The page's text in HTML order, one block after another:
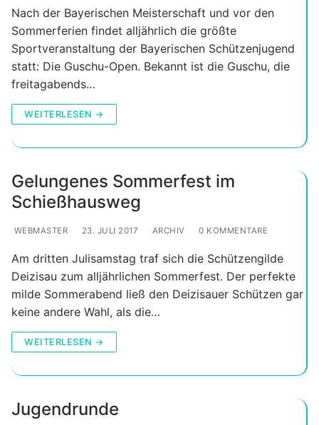
Nach der Bayerischen Meisterschaft und vor den
Sommerferien findet alljährlich die größte
Sportveranstaltung der Bayerischen Schützenjugend
statt: Die Guschu-Open. Bekannt ist die Guschu, die
freitagabends…
WEITERLESEN →
Gelungenes Sommerfest im
Schießhausweg
WEBMASTER 23. JULI 2017 ARCHIV 0 KOMMENTARE
Am dritten Julisamstag traf sich die Schützengilde
Deizisau zum alljährlichen Sommerfest. Der perfekte
milde Sommerabend ließ den Deizisauer Schützen gar
keine andere Wahl, als die…
WEITERLESEN →
Jugendrunde